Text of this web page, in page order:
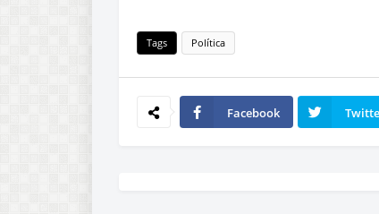
Tags Política
Facebook